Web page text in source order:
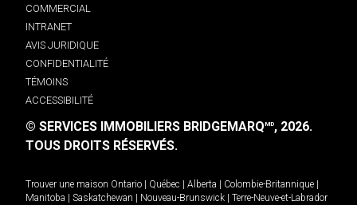
COMMERCIAL
INTRANET
AVIS JURIDIQUE
CONFIDENTIALITÉ
TÉMOINS
ACCESSIBILITÉ
© SERVICES IMMOBILIERS BRIDGEMARQMD, 2026.
TOUS DROITS RÉSERVÉS.
Trouver une maison Ontario Québec Alberta Colombie-Britannique
Manitoba
Saskatchewan Nouveau-Brunswick
Terre-Neuve-et-Labrador